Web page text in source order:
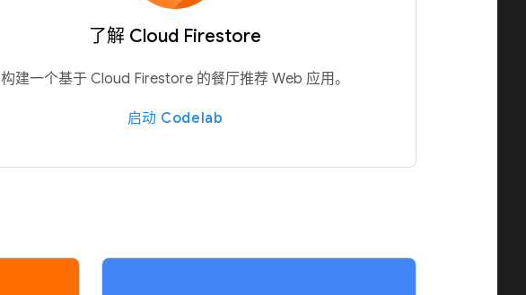
了解 Cloud Firestore
构建一个基于 Cloud Firestore 的餐厅推荐 Web 应用。
启动 Codelab